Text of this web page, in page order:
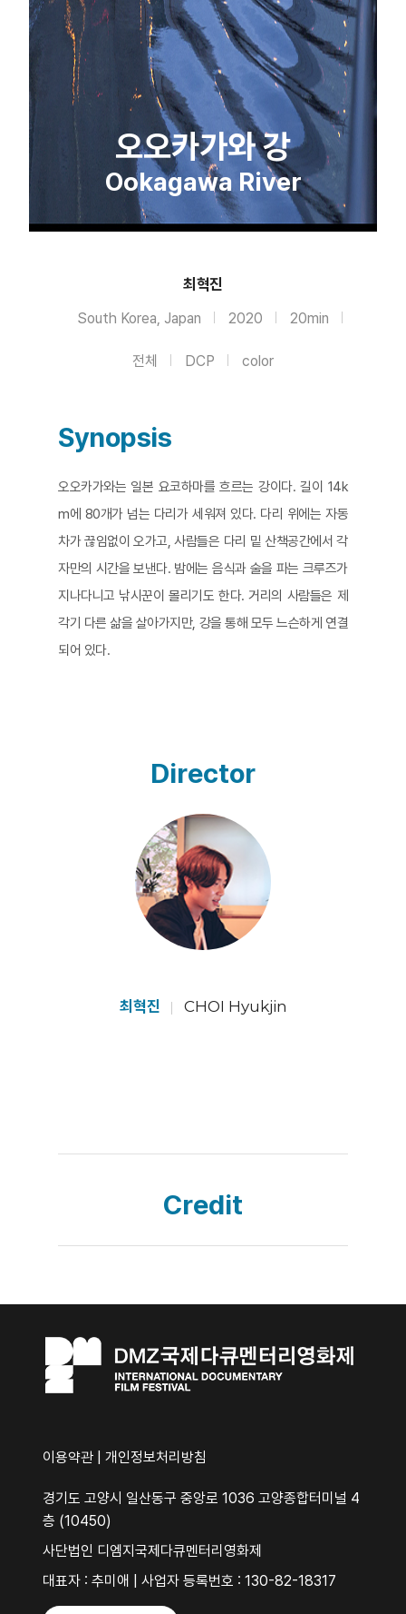
오오카가와 강
Ookagawa River
최혁진
South Korea, Japan 2020 20min
전체 DCP color
Synopsis
오오카가와는 일본 요코하마를 흐르는 강이다. 길이 14k
m에 80개가 넘는 다리가 세워져 있다. 다리 위에는 자동
차가 끊임없이 오가고, 사람들은 다리 밑 산책공간에서 각
자만의 시간을 보낸다. 밤에는 음식과 술을 파는 크루즈가
지나다니고 낚시꾼이 몰리기도 한다. 거리의 사람들은 제
각기 다른 삶을 살아가지만, 강을 통해 모두 느슨하게 연결
되어 있다.
Director
최혁진 CHOI Hyukjin
Credit
이용약관 개인정보처리방침
경기도 고양시 일산동구 중앙로 1036 고양종합터미널 4
층 (10450)
사단법인 디엠지국제다큐멘터리영화제
대표자 : 추미애 | 사업자 등록번호 : 130-82-18317